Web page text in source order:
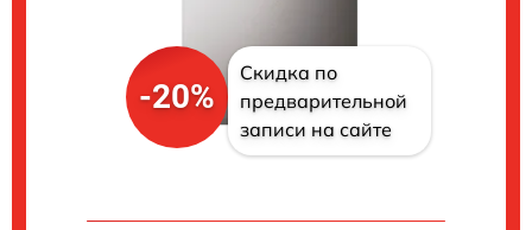
-20%
Скидка по
предварительной
записи на сайте